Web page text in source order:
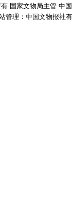
有 国家文物局主管
管理：中国文物报社